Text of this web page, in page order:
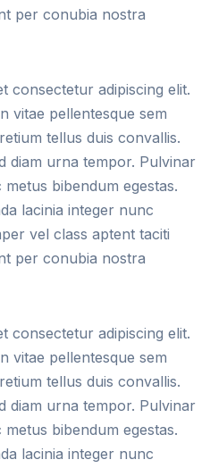
per conubia nostra
consectetur adipiscing elit.
vitae pellentesque sem
tellus duis convallis.
diam urna tempor. Pulvinar
bibendum egestas.
lacinia integer nunc
vel class aptent taciti
per conubia nostra
consectetur adipiscing elit.
vitae pellentesque sem
tellus duis convallis.
diam urna tempor. Pulvinar
bibendum egestas.
lacinia integer nunc